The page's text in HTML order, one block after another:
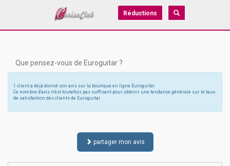
Réductions
Que pensez-vous de Euroguitar ?
1 client a déjà donné son avis sur la boutique en ligne Euroguitar
Ce nombre d'avis n'est toutefois pas suffisant pour obtenir une tendance générale sur le taux
de satisfaction des clients de Euroguitar
partager mon avis